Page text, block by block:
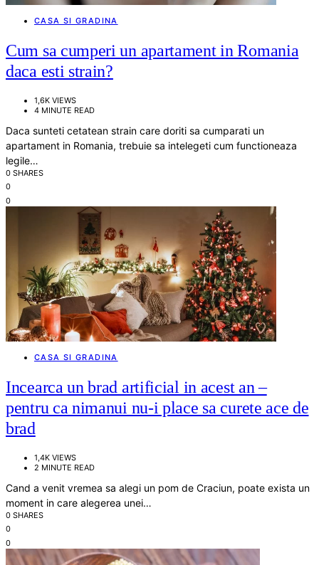
CASA SI GRADINA
Cum sa cumperi un apartament in Romania
daca esti strain?
1,6K VIEWS
4 MINUTE READ
Daca sunteti cetatean strain care doriti sa cumparati un
apartament in Romania, trebuie sa intelegeti cum functioneaza
legile…
0 SHARES
0
0
CASA SI GRADINA
Incearca un brad artificial in acest an –
pentru ca nimanui nu-i place sa curete ace de
brad
1,4K VIEWS
2 MINUTE READ
Cand a venit vremea sa alegi un pom de Craciun, poate exista un
moment in care alegerea unei…
0 SHARES
0
0